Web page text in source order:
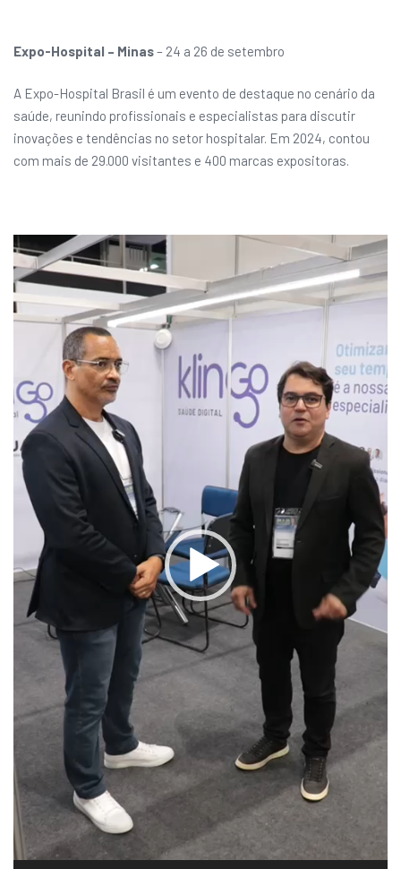
Expo-Hospital – Minas– 24 a 26 de setembro
A Expo-Hospital Brasil é um evento de destaque no cenário da
saúde, reunindo profissionais e especialistas para discutir
inovações e tendências no setor hospitalar. Em 2024, contou
com mais de 29.000 visitantes e 400 marcas expositoras.